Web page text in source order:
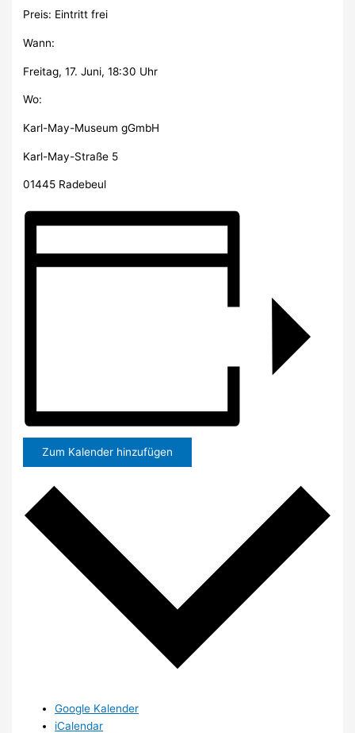
Preis: Eintritt frei
Wann:
Freitag, 17. Juni, 18:30 Uhr
Wo:
Karl-May-Museum gGmbH
Karl-May-Straße 5
01445 Radebeul
Zum Kalender hinzufügen
Google Kalender
iCalendar